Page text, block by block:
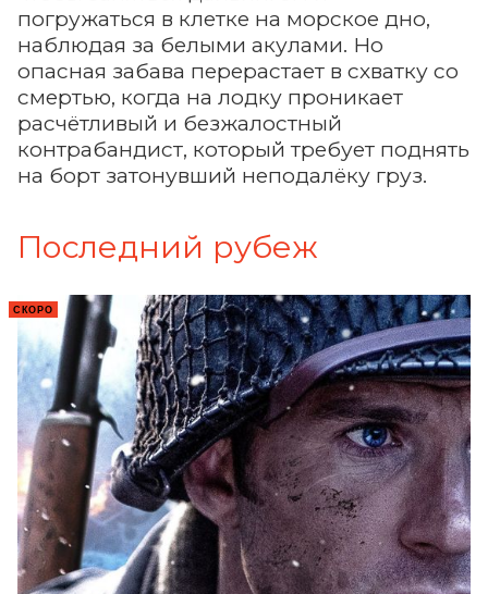
погружаться в клетке на морское дно,
наблюдая за белыми акулами. Но
опасная забава перерастает в схватку со
смертью, когда на лодку проникает
расчётливый и безжалостный
контрабандист, который требует поднять
на борт затонувший неподалёку груз.
Последний рубеж
СКОРО